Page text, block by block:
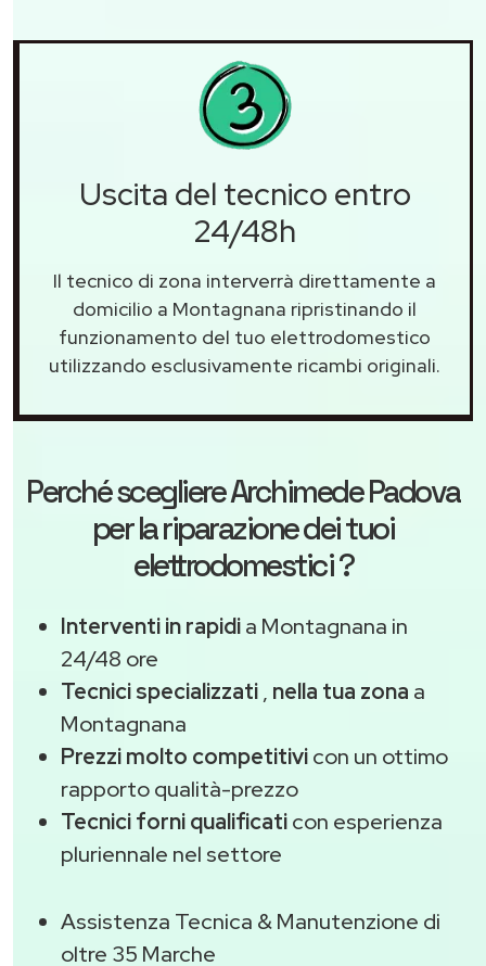
Uscita del tecnico entro
24/48h
Il tecnico di zona interverrà direttamente a
domicilio a Montagnana ripristinando il
funzionamento del tuo elettrodomestico
utilizzando esclusivamente ricambi originali.
Perché scegliereArchimede Padova
per la riparazione dei tuoi
elettrodomestici ?
Interventi in rapidia Montagnana in
24/48 ore
Tecnici specializzati, nella tua zona a
Montagnana
Prezzi molto competitivicon un ottimo
rapporto qualità-prezzo
Tecnici forni qualificaticon esperienza
pluriennale nel settore
Assistenza Tecnica & Manutenzione di
oltre 35 Marche